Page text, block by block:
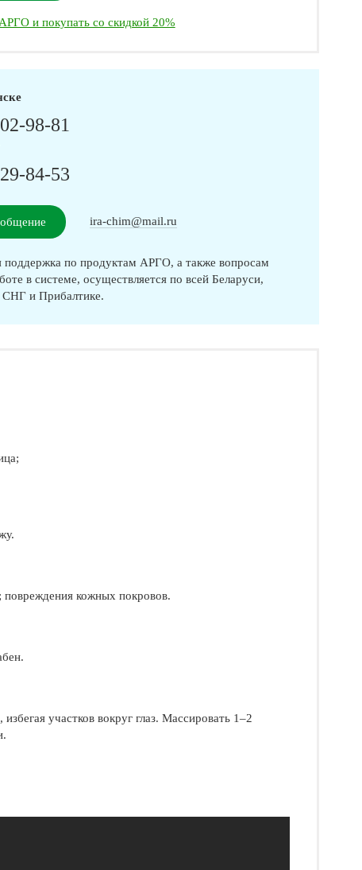
и покупать со скидкой 20%
98-81
84-53
ira-chim@mail.ru
по продуктам АРГО, а также вопросам
в системе, осуществляется по всей Беларуси,
СНГ и Прибалтике.
повреждения кожных покровов.
участков вокруг глаз. Массировать 1–2